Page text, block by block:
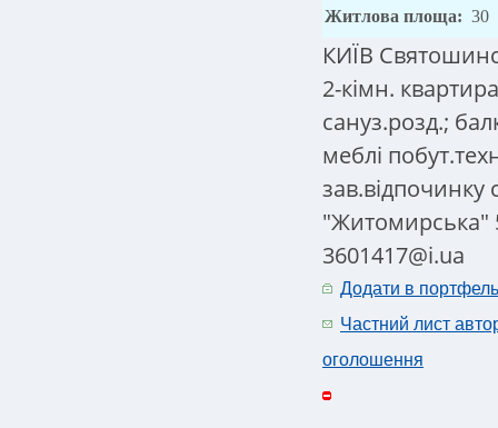
Житлова площа: 30
КИЇВ
2-кімн.
сануз.розд.;
меблі
зав.відпочинку
"Житомирська"
3601417@i.ua
Додати в портфель
Частний лист
оголошення